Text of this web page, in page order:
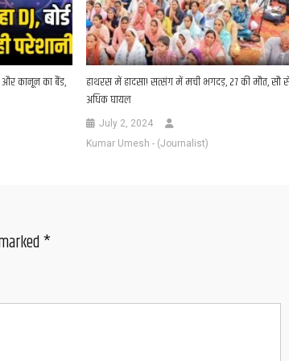
और कानून का बैंड,
हाथरस में हादसा! सत्संग में मची भगदड़, 27 की मौत, सौ
अधिक घायल
July 2, 2024
Kumar Umesh - (Journalist)
*